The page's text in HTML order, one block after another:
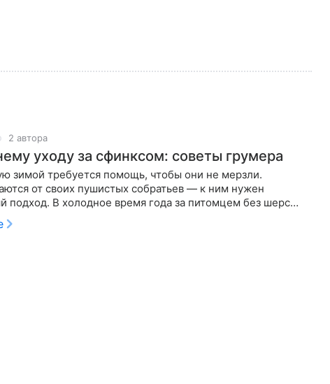
2 автора
уходу за сфинксом: советы грумера
зимой требуется помощь, чтобы они не мерзли.
от своих пушистых собратьев — к ним нужен
подход. В холодное время года за питомцем без шерсти
так,